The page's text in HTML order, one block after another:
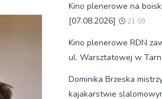
Kino plenerowe na
[07.08.2026]
21:09
Kino plenerowe RDN
ul. Warsztatowej w
Dominika Brzeska
kajakarstwie